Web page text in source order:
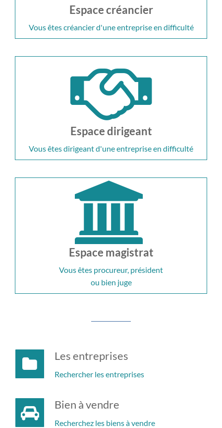
Espace créancier
Vous êtes créancier d'une entreprise en difficulté
Espace dirigeant
Vous êtes dirigeant d'une entreprise en difficulté
Espace magistrat
Vous êtes procureur, président
ou bien juge
Les entreprises
Rechercher les entreprises
Bien à vendre
Recherchez les biens à vendre